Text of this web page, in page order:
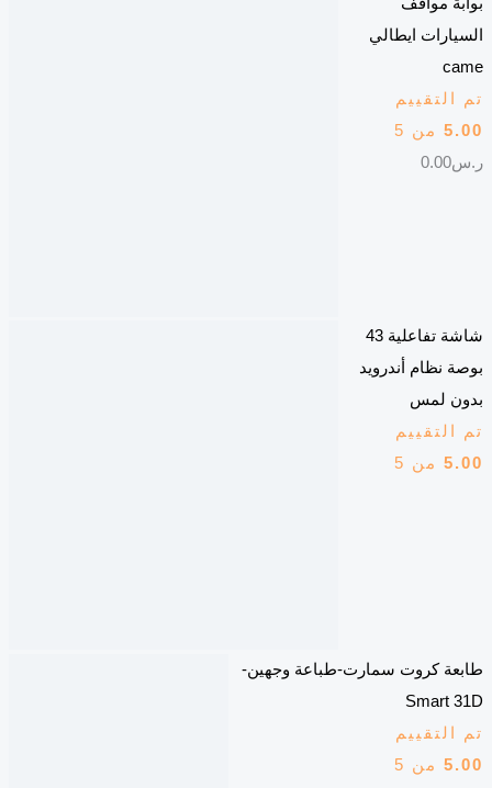
السيارات ايطالي
came
تم التقييم
5.00من 5
ر.س0.00
شاشة تفاعلية 43
بوصة نظام أندرويد
بدون لمس
تم التقييم
5.00من 5
طابعة كروت سمارت-طباعة وجهين-
Smart 31D
تم التقييم
5.00من 5